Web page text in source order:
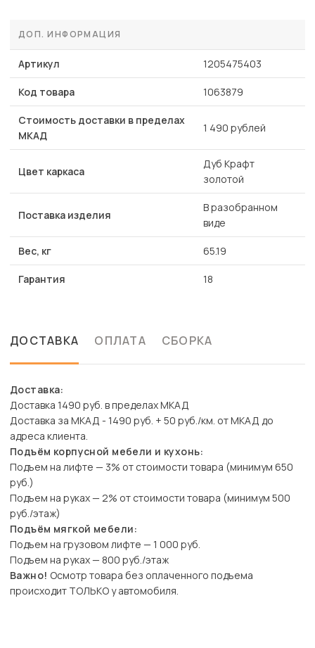
ДОП. ИНФОРМАЦИЯ
Артикул 1205475403
Код товара 1063879
Стоимость доставки в пределах
МКАД
1 490 рублей
Цвет каркаса
Дуб Крафт
золотой
Поставка изделия
В разобранном
виде
Вес, кг 65.19
Гарантия 18
ДОСТАВКА ОПЛАТА СБОРКА
Доставка:
Доставка 1490 руб. в пределах МКАД
Доставка за МКАД - 1490 руб. + 50 руб./км. от МКАД до
адреса клиента.
Подъём корпусной мебели и кухонь:
Подъем на лифте — 3% от стоимости товара (минимум 650
руб.)
Подъем на руках — 2% от стоимости товара (минимум 500
руб./этаж)
Подъём мягкой мебели:
Подъем на грузовом лифте — 1 000 руб.
Подъем на руках — 800 руб./этаж
Важно! Осмотр товара без оплаченного подъема
происходит ТОЛЬКО у автомобиля.